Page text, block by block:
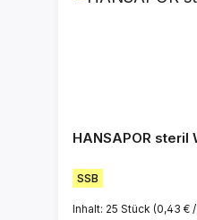
HANSAPOR steril
SSB
Inhalt: 25 Stück (0,43 € /